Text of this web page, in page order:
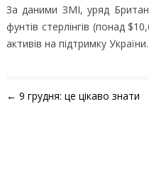
За даними ЗМІ, уряд
фунтів стерлінгів (понад
активів на підтримку України.
Навігація по запису
← 9 грудня: це цікаво знати